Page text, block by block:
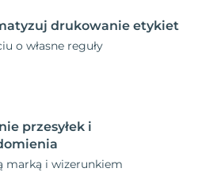
drukowanie etykiet
o własne reguły
przesyłek i
marką i wizerunkiem